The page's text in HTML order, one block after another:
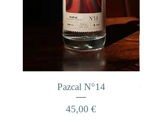
Pazcal N°14
Prix
45,00 €
Gin